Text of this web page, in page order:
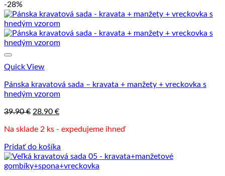
-28%
Quick View
Pánska kravatová sada – kravata + manžety + vreckovka s
hnedým vzorom
39.90€ Pôvodná
bola:
28.90 €Aktuálna
je:
Na sklade 2 ks - expedujeme ihneď
Pridať do košíka